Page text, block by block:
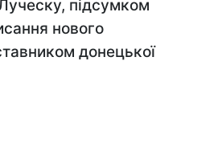
підсумком
нового
донецької